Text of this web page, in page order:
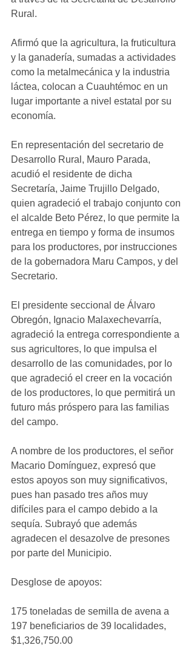
Rural.
Afirmó que la agricultura, la fruticultura
y la ganadería, sumadas a actividades
como la metalmecánica y la industria
láctea, colocan a Cuauhtémoc en un
lugar importante a nivel estatal por su
economía.
En representación del secretario de
Desarrollo Rural, Mauro Parada,
acudió el residente de dicha
Secretaría, Jaime Trujillo Delgado,
quien agradeció el trabajo conjunto con
el alcalde Beto Pérez, lo que permite la
entrega en tiempo y forma de insumos
para los productores, por instrucciones
de la gobernadora Maru Campos, y del
Secretario.
El presidente seccional de Álvaro
Obregón, Ignacio Malaxechevarría,
agradeció la entrega correspondiente a
sus agricultores, lo que impulsa el
desarrollo de las comunidades, por lo
que agradeció el creer en la vocación
de los productores, lo que permitirá un
futuro más próspero para las familias
del campo.
A nombre de los productores, el señor
Macario Domínguez, expresó que
estos apoyos son muy significativos,
pues han pasado tres años muy
difíciles para el campo debido a la
sequía. Subrayó que además
agradecen el desazolve de presones
por parte del Municipio.
Desglose de apoyos:
175 toneladas de semilla de avena a
197 beneficiarios de 39 localidades,
$1,326,750.00